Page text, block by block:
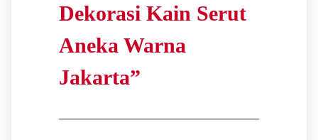
Dekorasi Kain Serut
Aneka Warna
Jakarta”